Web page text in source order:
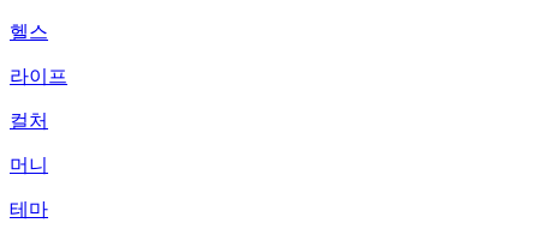
헬스
라이프
컬처
머니
테마